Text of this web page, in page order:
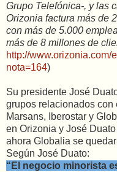
Grupo Telefónica-, y las
Orizonia factura más de
con más de 5.000
más de 8 millones de
http://
nota=164)
Su presidente José
grupos relacionados con
Marsans, Iberostar y
en Orizonia y José
ahora Globalia se
Según José Duato:
“El negocio minorista